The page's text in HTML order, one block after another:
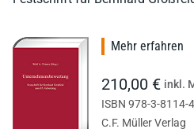
Mehr erfahren
210,00 € inkl.
ISBN 978-3-8114-
C.F. Müller Verlag